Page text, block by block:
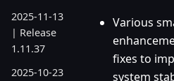
2025-11-13
| Release
1.11.37
2025-10-23
Various
fixes to
system